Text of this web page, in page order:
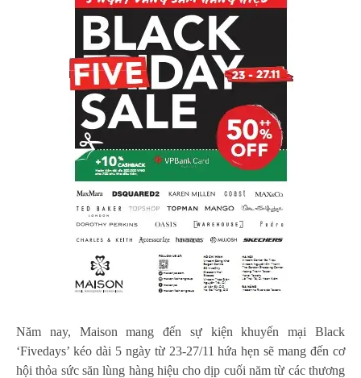
Năm nay, Maison mang đến sự kiện khuyến mại Black
‘Fivedays’ kéo dài 5 ngày từ 23-27/11 hứa hẹn sẽ mang đến cơ
hội thỏa sức săn lùng hàng hiệu cho dịp cuối năm từ các thương